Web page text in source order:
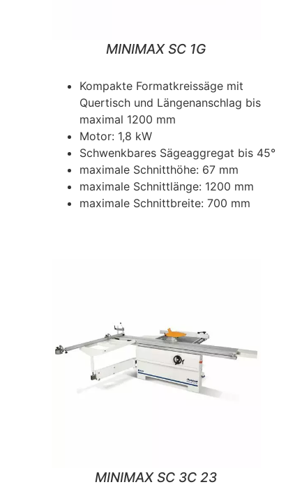
MINIMAX SC 1G
Kompakte Formatkreissäge mit
Quertisch und Längenanschlag bis
maximal 1200 mm
Motor: 1,8 kW
Schwenkbares Sägeaggregat bis 45°
maximale Schnitthöhe: 67 mm
maximale Schnittlänge: 1200 mm
maximale Schnittbreite: 700 mm
MINIMAX SC 3C 23